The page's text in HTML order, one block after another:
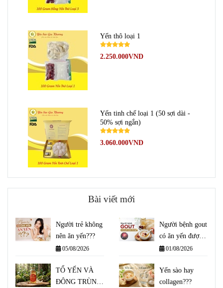
Yến thô loại 1
2.250.000VND
Yến tinh chế loại 1 (50 sợi dài -
50% sợi ngắn)
3.060.000VND
Bài viết mới
Người trẻ không
nên ăn yến???
05/08/2026
Người bệnh gout
có ăn yến được
không??
01/08/2026
TỔ YẾN VÀ
ĐÔNG TRÙNG
Yến sào hay
collagen???